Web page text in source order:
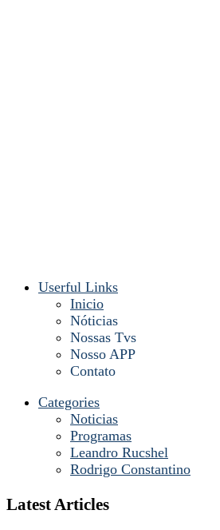
Userful Links
Inicio
Nóticias
Nossas Tvs
Nosso APP
Contato
Categories
Noticias
Programas
Leandro Rucshel
Rodrigo Constantino
Latest Articles